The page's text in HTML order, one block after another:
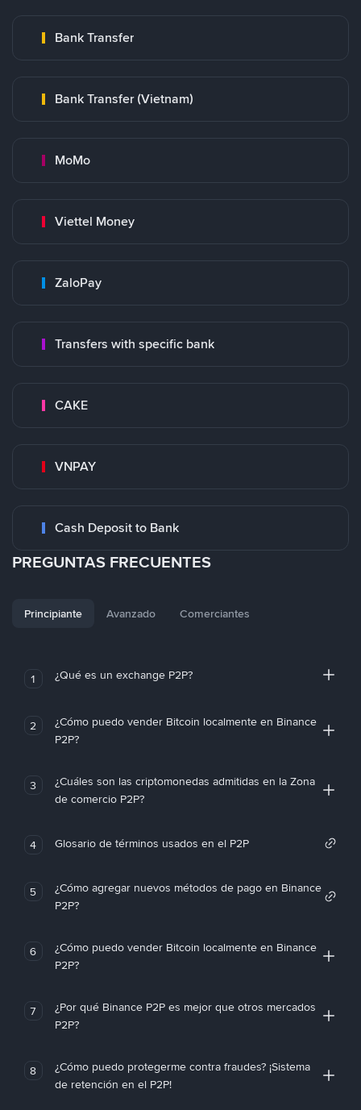
Bank Transfer
Bank Transfer (Vietnam)
MoMo
Viettel Money
ZaloPay
Transfers with specific bank
CAKE
VNPAY
Cash Deposit to Bank
PREGUNTAS FRECUENTES
Principiante Avanzado Comerciantes
1 ¿Qué es un exchange P2P?
2
¿Cómo puedo vender Bitcoin localmente en Binance
P2P?
3
¿Cuáles son las criptomonedas admitidas en la Zona
de comercio P2P?
4 Glosario de términos usados en el P2P
5
¿Cómo agregar nuevos métodos de pago en Binance
P2P?
6
¿Cómo puedo vender Bitcoin localmente en Binance
P2P?
7
¿Por qué Binance P2P es mejor que otros mercados
P2P?
8
¿Cómo puedo protegerme contra fraudes? ¡Sistema
de retención en el P2P!